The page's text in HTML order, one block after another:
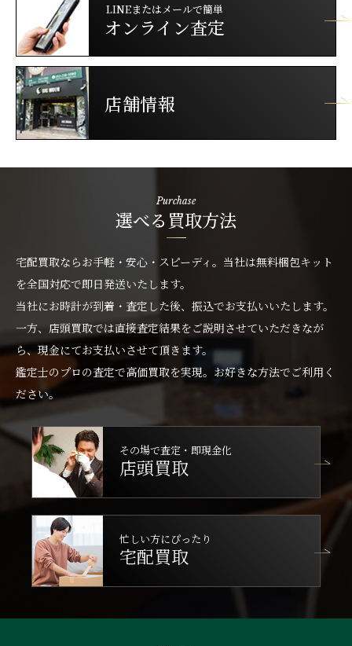
LINEまたはメールで簡単
オンライン査定
店舗情報
Purchase
選べる買取方法
宅配買取ならお手軽・安心・スピーディ。当社は無料梱包キット
を全国対応で即日発送いたします。
当社にお時計が到着・査定した後、振込でお支払いいたします。
一方、店頭買取では直接査定結果をご説明させていただきなが
ら、現金にてお支払いさせて頂きます。
鑑定士のプロの査定で高価買取を実現。お好きな方法でご利用く
ださい。
その場で査定・即現金化
店頭買取
忙しい方にぴったり
宅配買取